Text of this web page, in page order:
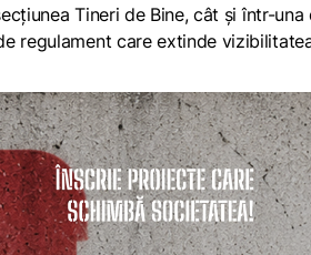
Tineri de Bine, cât și într-una
regulament care extinde